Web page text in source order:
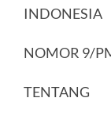
INDONESIA
NOMOR 9/
TENTANG